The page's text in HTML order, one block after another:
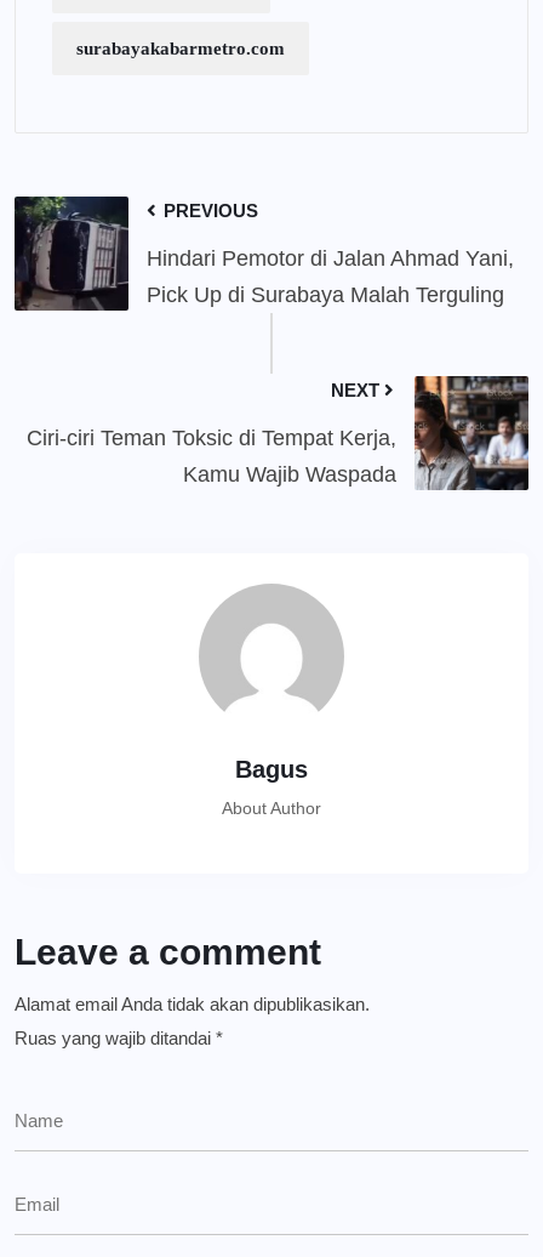
surabayakabarmetro.com
PREVIOUS
Hindari Pemotor di Jalan Ahmad Yani,
Pick Up di Surabaya Malah Terguling
NEXT
Ciri-ciri Teman Toksic di Tempat Kerja,
Kamu Wajib Waspada
Bagus
About Author
Leave a comment
Alamat email Anda tidak akan dipublikasikan.
Ruas yang wajib ditandai *